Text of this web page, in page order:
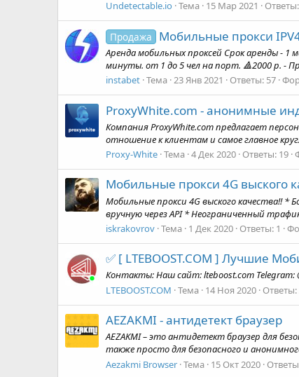
Undetectable.io Тема 15 Мар 2021
Продажа Мобильные прокси
️Аренда мобильных проксей Срок аренды -
минуты. от 1 до 5 чел на порт. 🔺2000 р. -
instabet Тема 23 Янв 2021 Ответы: 57
ProxyWhite.com - анонимные
Компания ProxyWhite.com предлагает
отношение к клиентам и самое главное
Proxy-White Тема 4 Дек 2020 Ответы: 19
Мобильные прокси 4G выского
Мобильные прокси 4G выского качества!! *
вручную через API * Неограниченный
iskrakovrov Тема 1 Дек 2020 Ответы: 1
✅ [ LTEBOOST.COM ] Лучшие
Контакты: Наш сайт: lteboost.com Telegram:
LTEBOOST.COM Тема 14 Ноя 2020 Ответы:
AEZAKMI - антидетект браузер
AEZAKMI – это антидетект браузер для
также просто для безопасного и
Aezakmi Browser Тема 15 Окт 2020